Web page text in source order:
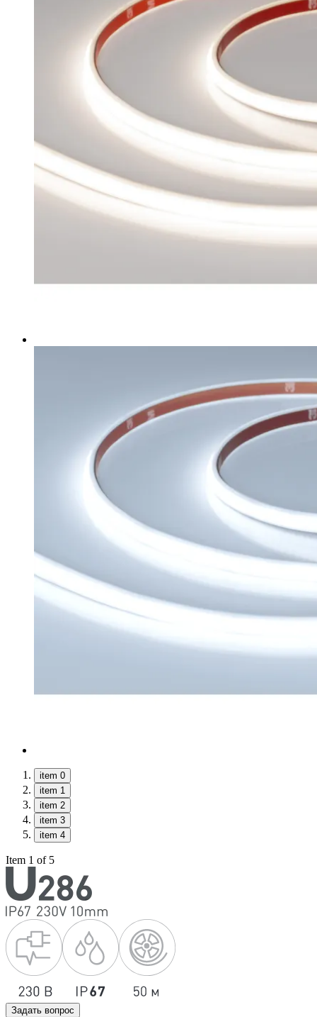
item 0
item 1
item 2
item 3
item 4
Item 1 of 5
Задать вопрос